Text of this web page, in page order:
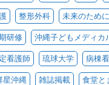
整形外科 未来のために
研修 沖縄子どもメディカ
看護師 琉球大学 病棟
星沖縄 雑誌掲載 食堂と